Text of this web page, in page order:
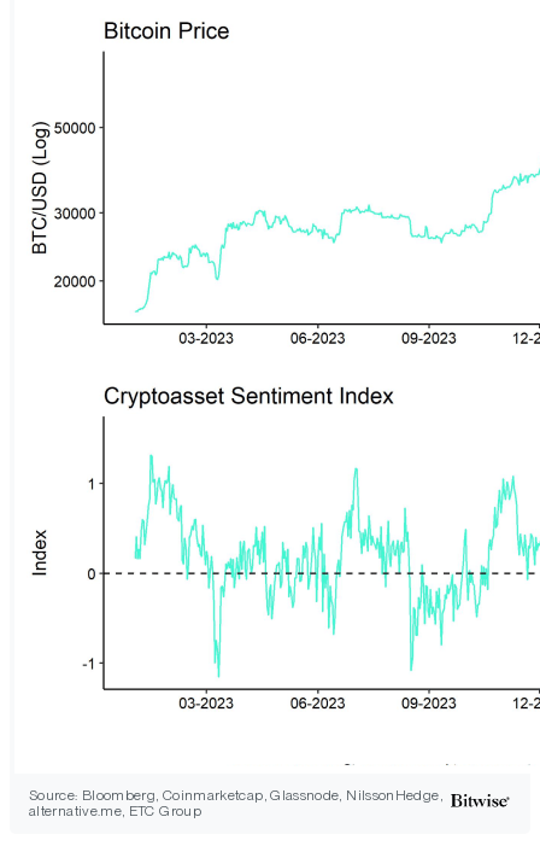
Source: Bloomberg, Coinmarketcap, Glassnode, NilssonHedge,
alternative.me, ETC Group